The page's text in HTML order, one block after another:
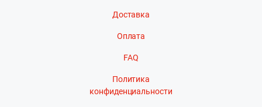
Доставка
Оплата
FAQ
Политика
конфиденциальности